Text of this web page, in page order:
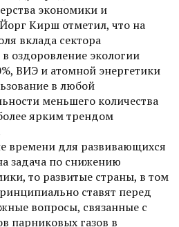
экономики и
Кирш отметил, что на
вклада сектора
оздоровление экологии
ВИЭ и атомной энергетики
в любой
меньшего количества
ярким трендом
времени для развивающихся
задача по снижению
то развитые страны, в том
ставят перед
вопросы, связанные с
парниковых газов в